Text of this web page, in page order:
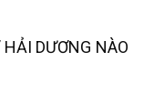
DƯƠNG NÀO